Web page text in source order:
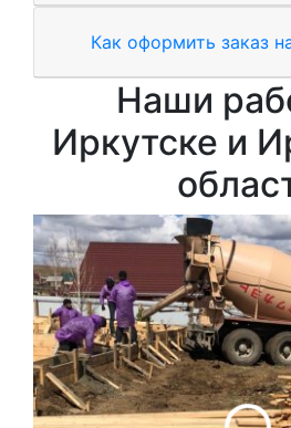
Как оформить заказ
Наши
Иркутске и